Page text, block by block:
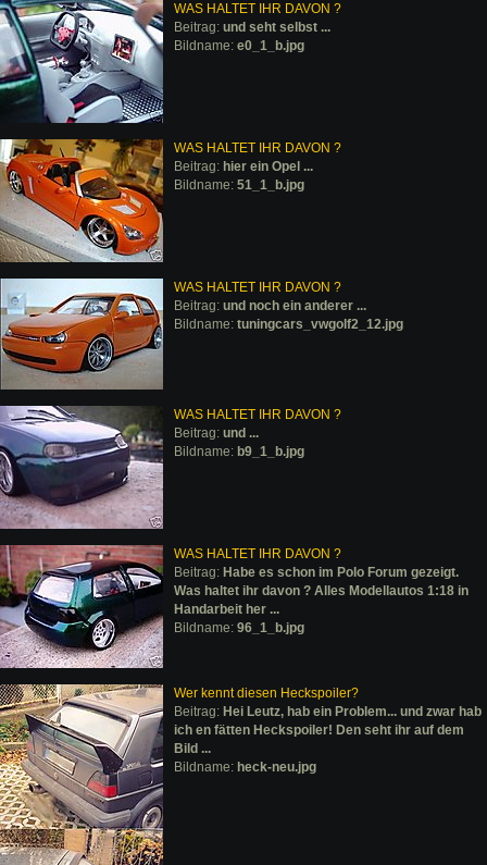
WAS HALTET IHR DAVON ?
Beitrag: und seht selbst ...
Bildname: e0_1_b.jpg
WAS HALTET IHR DAVON ?
Beitrag: hier ein Opel ...
Bildname: 51_1_b.jpg
WAS HALTET IHR DAVON ?
Beitrag: und noch ein anderer ...
Bildname: tuningcars_vwgolf2_12.jpg
WAS HALTET IHR DAVON ?
Beitrag: und ...
Bildname: b9_1_b.jpg
WAS HALTET IHR DAVON ?
Beitrag: Habe es schon im Polo Forum gezeigt.
Was haltet ihr davon ? Alles Modellautos 1:18 in
Handarbeit her ...
Bildname: 96_1_b.jpg
Wer kennt diesen Heckspoiler?
Beitrag: Hei Leutz, hab ein Problem... und zwar hab
ich en fätten Heckspoiler! Den seht ihr auf dem
Bild ...
Bildname: heck-neu.jpg